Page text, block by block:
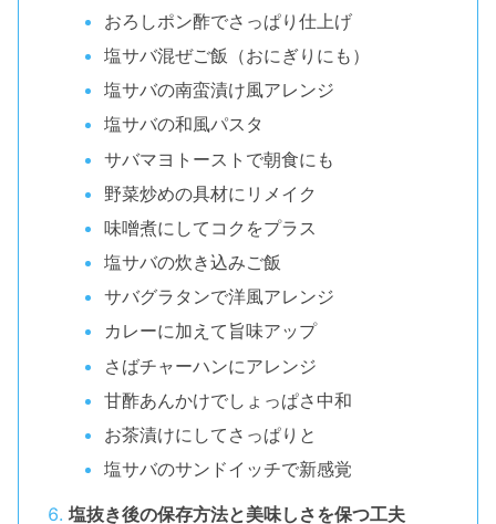
おろしポン酢でさっぱり仕上げ
塩サバ混ぜご飯（おにぎりにも）
塩サバの南蛮漬け風アレンジ
塩サバの和風パスタ
サバマヨトーストで朝食にも
野菜炒めの具材にリメイク
味噌煮にしてコクをプラス
塩サバの炊き込みご飯
サバグラタンで洋風アレンジ
カレーに加えて旨味アップ
さばチャーハンにアレンジ
甘酢あんかけでしょっぱさ中和
お茶漬けにしてさっぱりと
塩サバのサンドイッチで新感覚
塩抜き後の保存方法と美味しさを保つ工夫